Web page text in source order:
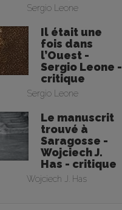
Sergio Leone
Il était une
fois dans
l’Ouest -
Sergio Leone -
critique
Sergio Leone
Le manuscrit
trouvé à
Saragosse -
Wojciech J.
Has - critique
Wojciech J. Has